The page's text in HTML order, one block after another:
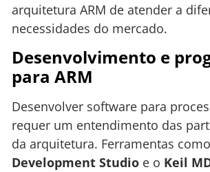
arquitetura ARM de atender a
necessidades do mercado.
Desenvolvimento e
para ARM
Desenvolver software para
requer um entendimento das
da arquitetura. Ferramentas
Development Studio e o Keil